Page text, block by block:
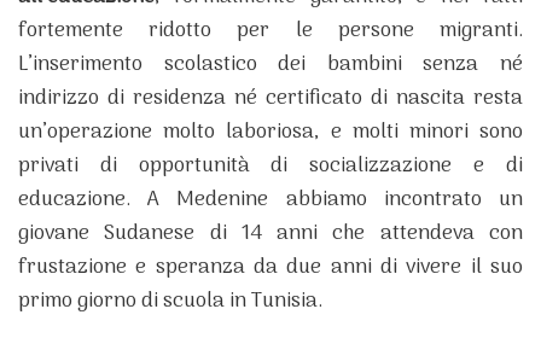
fortemente ridotto per le persone migranti.
L’inserimento scolastico dei bambini senza né
indirizzo di residenza né certificato di nascita resta
un’operazione molto laboriosa, e molti minori sono
privati di opportunità di socializzazione e di
educazione. A Medenine abbiamo incontrato un
giovane Sudanese di 14 anni che attendeva con
frustazione e speranza da due anni di vivere il suo
primo giorno di scuola in Tunisia.